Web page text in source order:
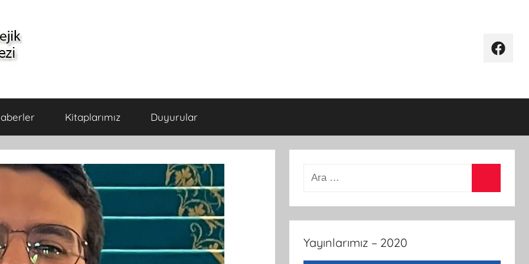
Kitaplarımız Duyurular
Arama:
Yayınlarımız – 2020